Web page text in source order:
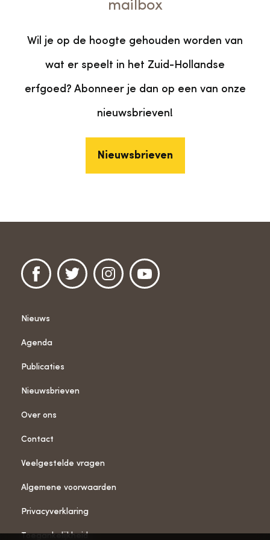
mailbox
Wil je op de hoogte gehouden worden van
wat er speelt in het Zuid-Hollandse
erfgoed? Abonneer je dan op een van onze
nieuwsbrieven!
Nieuwsbrieven
Nieuws
Agenda
Publicaties
Nieuwsbrieven
Over ons
Contact
Veelgestelde vragen
Algemene voorwaarden
Privacyverklaring
Toegankelijkheid